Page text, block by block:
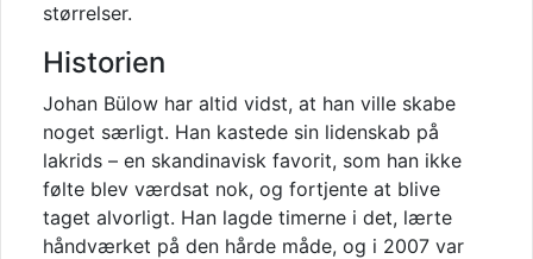
størrelser.
Historien
Johan Bülow har altid vidst, at han ville skabe
noget særligt. Han kastede sin lidenskab på
lakrids – en skandinavisk favorit, som han ikke
følte blev værdsat nok, og fortjente at blive
taget alvorligt. Han lagde timerne i det, lærte
håndværket på den hårde måde, og i 2007 var